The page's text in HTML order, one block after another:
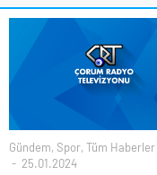
Gündem, Spor, Tüm Haberler
25.01.2024